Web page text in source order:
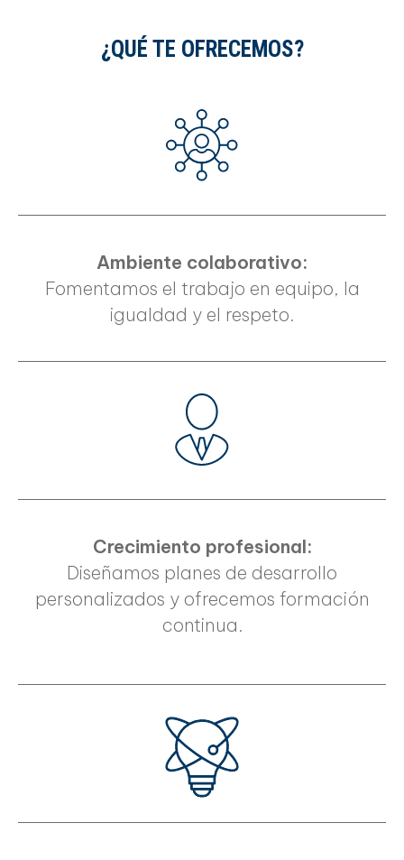
¿QUÉ TE OFRECEMOS?
Ambiente colaborativo:
Fomentamos el trabajo en equipo, la
igualdad y el respeto.
Crecimiento profesional:
Diseñamos planes de desarrollo
personalizados y ofrecemos formación
continua.